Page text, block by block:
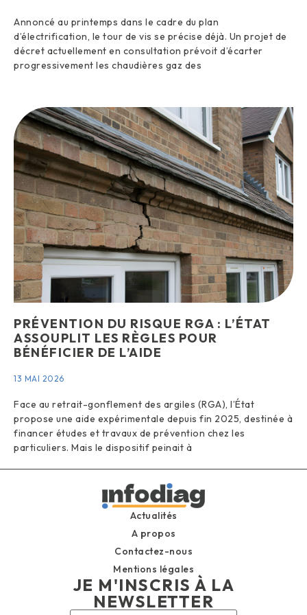
Annoncé au printemps dans le cadre du plan
d’électrification, le tour de vis se précise déjà. Un projet de
décret actuellement en consultation prévoit d’écarter
progressivement les chaudières gaz des
PRÉVENTION DU RISQUE RGA : L’ÉTAT
ASSOUPLIT LES RÈGLES POUR
BÉNÉFICIER DE L’AIDE
13 MAI 2026
Face au retrait-gonflement des argiles (RGA), l’État
propose une aide expérimentale depuis fin 2025, destinée à
financer études et travaux de prévention chez les
particuliers. Mais le dispositif peinait à
Actualités
A propos
Contactez-nous
Mentions légales
JE M'INSCRIS À LA
NEWSLETTER